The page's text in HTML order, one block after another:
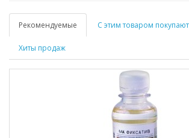
Рекомендуемые С этим товаром покупают
Хиты продаж